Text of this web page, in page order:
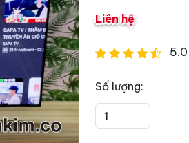
Liên hệ
Số lượng: